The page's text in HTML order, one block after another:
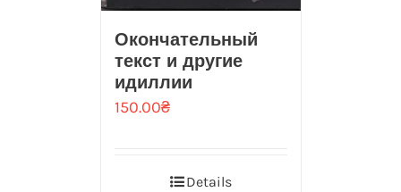
Окончательный
текст и другие
идиллии
150.00₴
Details